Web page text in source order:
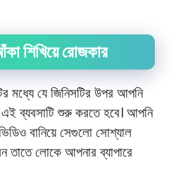
শিখিয়ে রোজকার
মধ্যে যে জিনিসটির উপর আপনি
এই ব্যবসাটি শুরু করতে হবে। আপনি
বানিয়ে সেগুলো সোশ্যাল
তাতে লোকে আপনার ব্যাপারে